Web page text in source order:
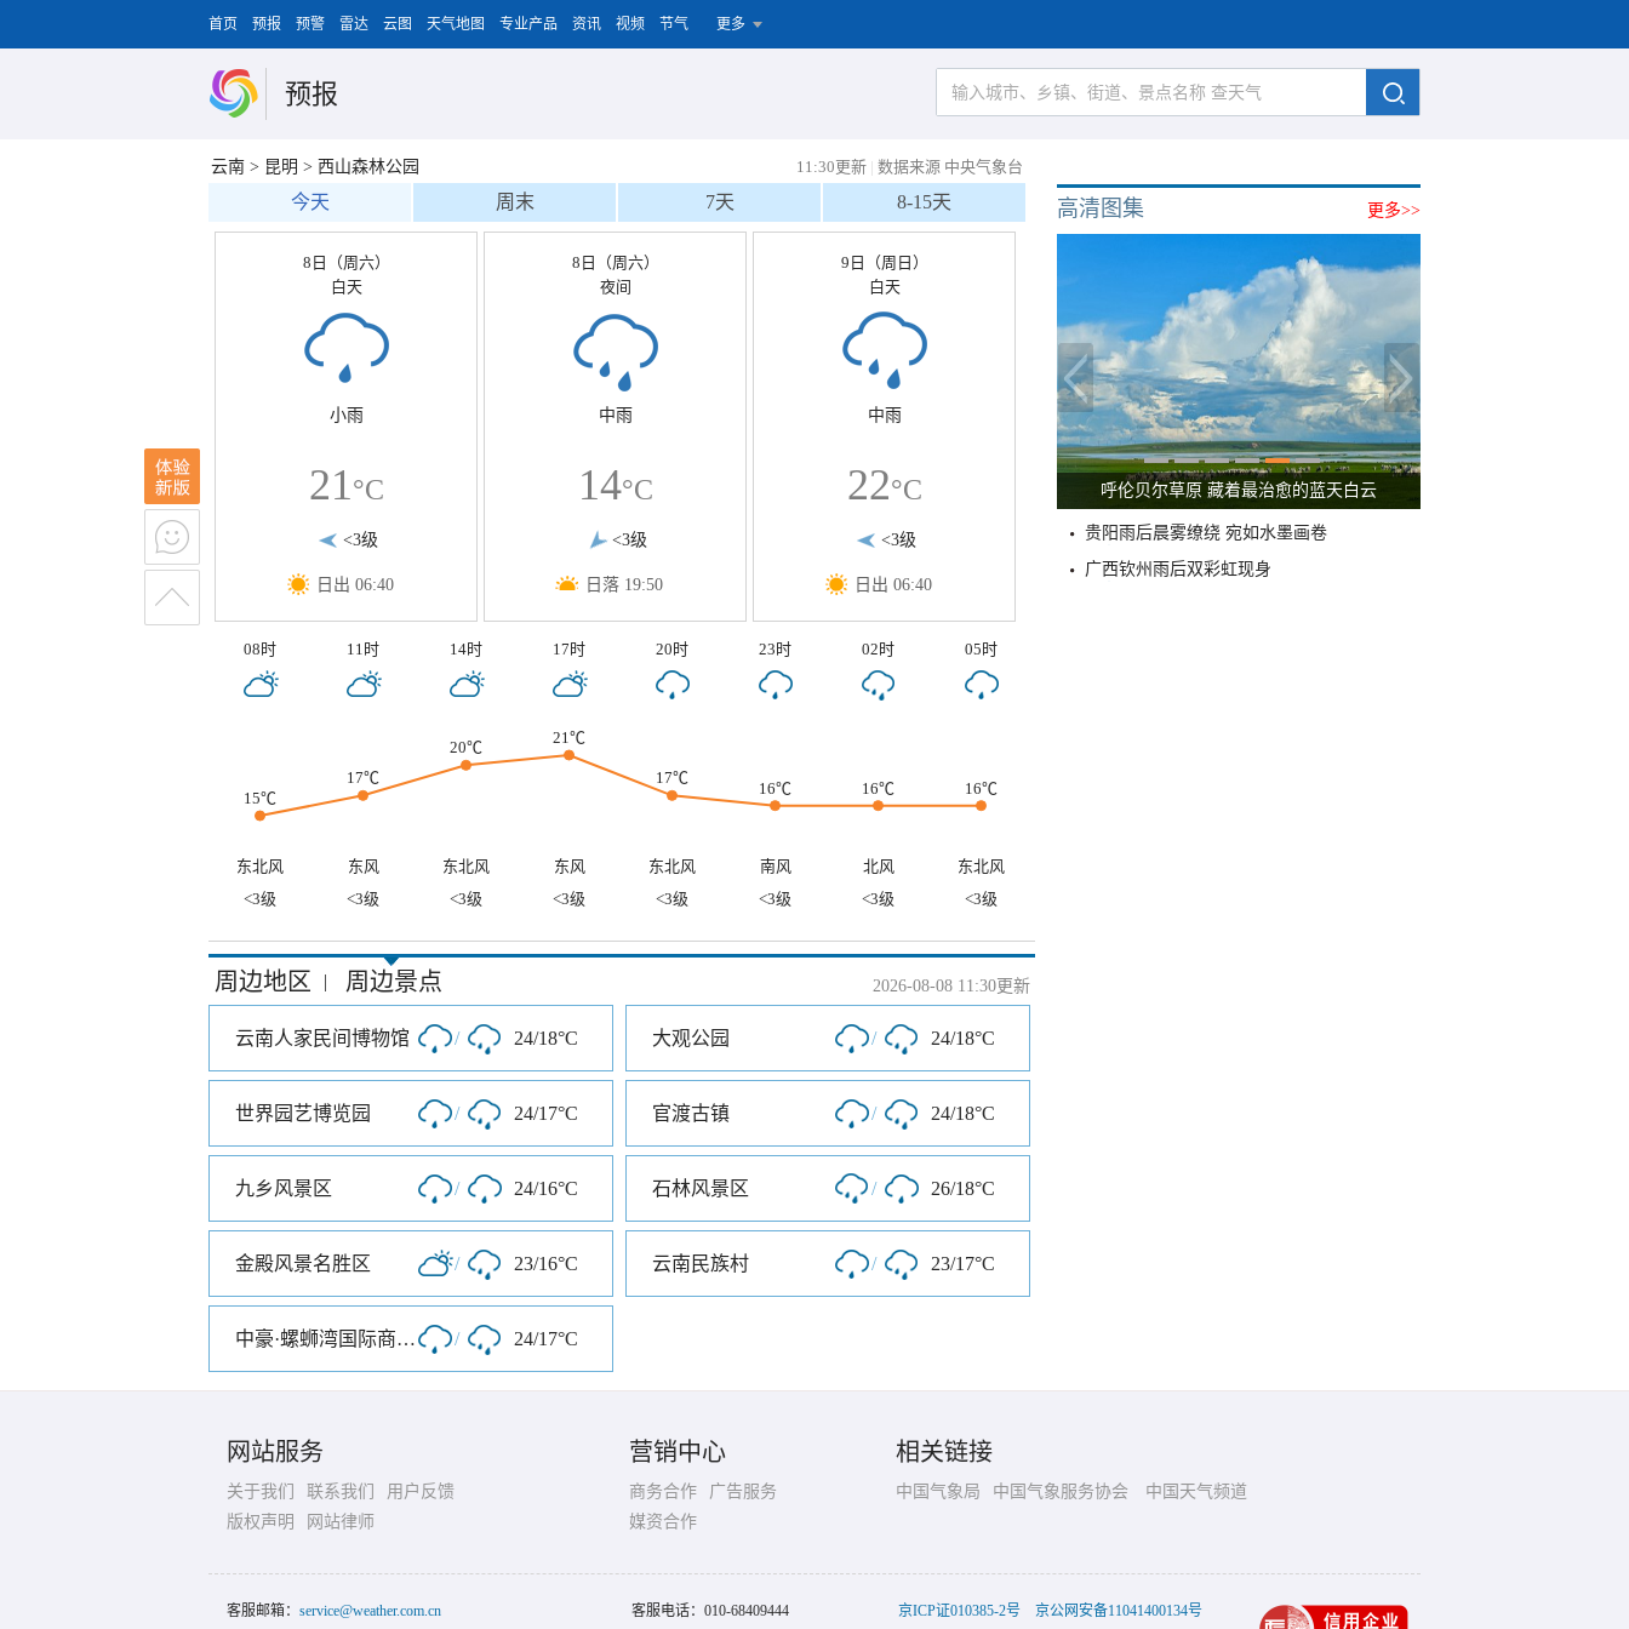
首页 预报 预警 雷达 云图 天气地图 专业产品 资讯 视频 节气 更多
预报
云南 > 昆明 > 西山森林公园 11:30更新 | 数据来源 中央气象台
今天 周末 7天 8-15天
8日（周六）
白天
小雨
21°C
<3级
日出 06:40
8日（周六）
夜间
中雨
14°C
<3级
日落 19:50
9日（周日）
白天
中雨
22°C
<3级
日出 06:40
08时 11时 14时 17时 20时 23时 02时 05时
15℃
17℃
20℃
21℃
17℃
16℃ 16℃ 16℃
东北风 东风 东北风 东风 东北风 南风 北风
东北风
<3级
<3级 <3级 <3级 <3级 <3级 <3级 <3级
周边地区 | 周边景点 2026-08-08 11:30更新
云南人家民间博物馆 / 24/18°C 大观公园 / 24/18°C
世界园艺博览园 / 24/17°C 官渡古镇 / 24/18°C
九乡风景区 / 24/16°C 石林风景区 / 26/18°C
金殿风景名胜区 / 23/16°C 云南民族村 / 23/17°C
中豪·螺蛳湾国际商贸城 / 24/17°C
更多>>
高清图集
呼伦贝尔草原 藏着最治愈的蓝天白云
贵阳雨后晨雾缭绕 宛如水墨画卷
广西钦州雨后双彩虹现身
网站服务
关于我们 联系我们
用户反馈
版权声明
网站律师
营销中心
商务合作
广告服务
媒资合作
相关链接
中国气象局 中国气象服务协会 中国天气频道
客服邮箱： service@weather.com.cn 客服电话： 010-68409444 京ICP证010385-2号 京公网安备11041400134号